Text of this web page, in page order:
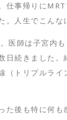
仕事帰りに
。人生でこん
医師は子宮内
日続きました
（トリプルラ
た後も特に何